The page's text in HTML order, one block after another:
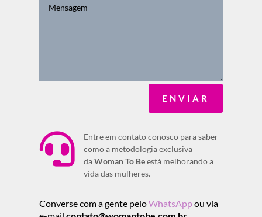
ENVIAR

Entre em contato conosco para saber
como a metodologia exclusiva
daWoman To Beestá melhorando a
vida das mulheres.
Converse com a gente peloWhatsAppou via